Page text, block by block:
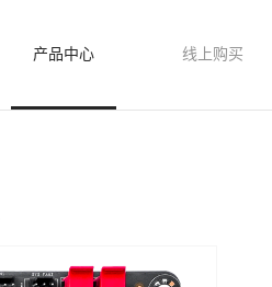
产品中心 线上购买